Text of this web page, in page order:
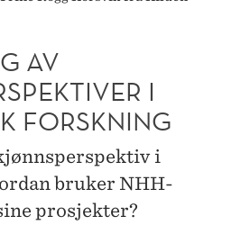
AV
I
FORSKNING
i
bruker NHH-
prosjekter?